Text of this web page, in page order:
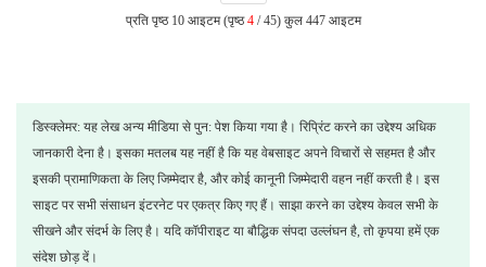
प्रति पृष्ठ 10 आइटम (पृष्ठ4/ 45) कुल 447 आइटम
डिस्क्लेमर: यह लेख अन्य मीडिया से पुन: पेश किया गया है। रिप्रिंट करने का उद्देश्य अधिक
जानकारी देना है। इसका मतलब यह नहीं है कि यह वेबसाइट अपने विचारों से सहमत है और
इसकी प्रामाणिकता के लिए जिम्मेदार है, और कोई कानूनी जिम्मेदारी वहन नहीं करती है। इस
साइट पर सभी संसाधन इंटरनेट पर एकत्र किए गए हैं। साझा करने का उद्देश्य केवल सभी के
सीखने और संदर्भ के लिए है। यदि कॉपीराइट या बौद्धिक संपदा उल्लंघन है, तो कृपया हमें एक
संदेश छोड़ दें।